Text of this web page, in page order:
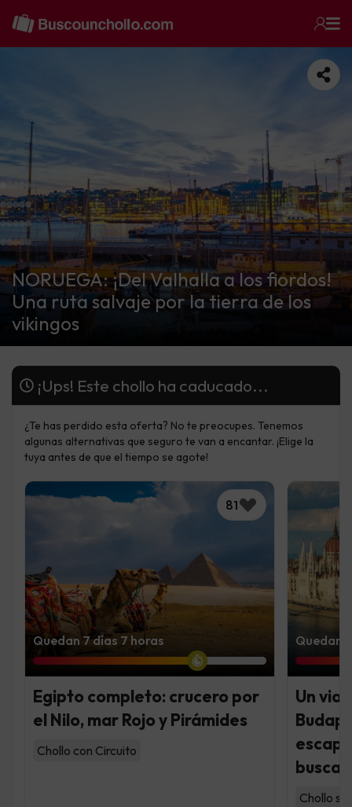
NORUEGA: ¡Del Valhalla a los fiordos!
Una ruta salvaje por la tierra de los
vikingos
¡Ups! Este chollo ha caducado...
¿Te has perdido esta oferta? No te preocupes. Tenemos
algunas alternativas que seguro te van a encantar. ¡Elige la
tuya antes de que el tiempo se agote!
81
Quedan 7 días 7 horas
Egipto completo: crucero por
el Nilo, mar Rojo y Pirámides
Chollo con Circuito
Quedan
Un
Chollo